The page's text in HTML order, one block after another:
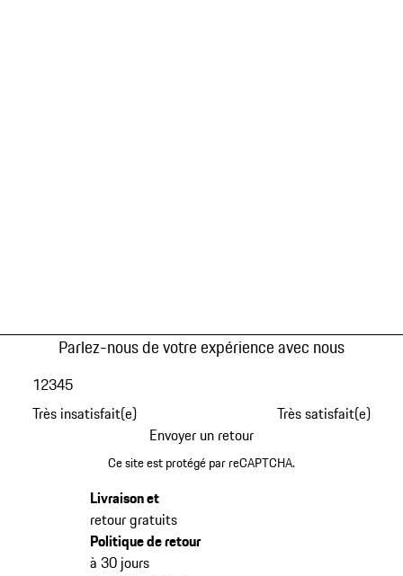
Parlez-nous de votre expérience avec nous
Très insatisfait(e)
12345
Très satisfait(e)
Envoyer un retour
Ce site est protégé par reCAPTCHA.
Livraison et
retour gratuits
Politique de retour
à 30 jours